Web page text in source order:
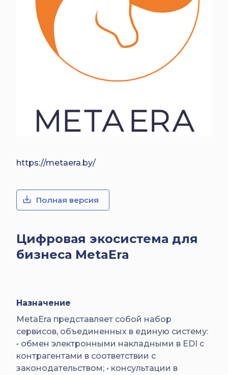
Цифровая экосистема для
бизнеса MetaEra
Назначение
MetaEra представляет собой набор
сервисов, объединенных в единую систему:
• обмен электронными накладными в EDI с
контрагентами в соответствии с
законодательством; • консультации в
https://metaera.by/
Полная версия